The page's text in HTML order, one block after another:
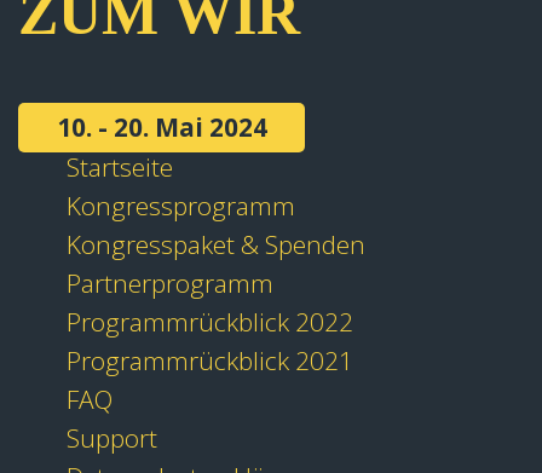
10. - 20. Mai 2024
Startseite
Kongressprogramm
Kongresspaket & Spenden
Partnerprogramm
Programmrückblick 2022
Programmrückblick 2021
FAQ
Support